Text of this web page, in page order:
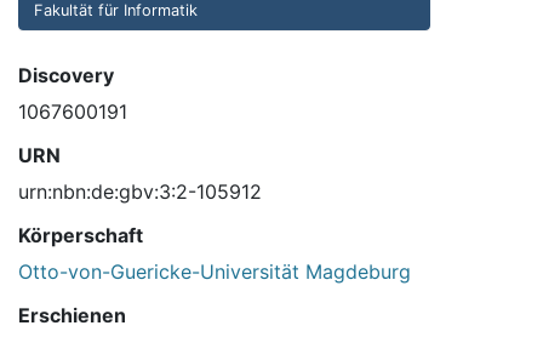
Fakultät für Informatik
Discovery
1067600191
URN
urn:nbn:de:gbv:3:2-105912
Körperschaft
Otto-von-Guericke-Universität Magdeburg
Erschienen